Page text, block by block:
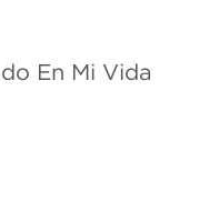
En Mi Vida